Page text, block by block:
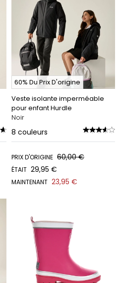
60% Du Prix D'origine
Veste isolante imperméable
pour enfant Hurdle
Noir
8 couleurs
PRIX D'ORIGINE 60,00 €
ÉTAIT 29,95 €
MAINTENANT 23,95 €